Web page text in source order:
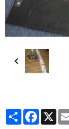
PartagerFacebook
X